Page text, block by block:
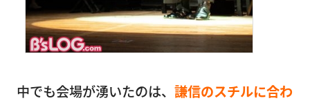
中でも会場が湧いたのは、 謙信のスチルに合わ